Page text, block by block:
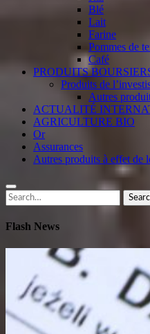
Blé
Lait
Farine
Pommes de
Café
PRODUITS
Produits de
Autres
ACTUALITÉ
AGRICULTURE BIO
Or
Assurances
Autres produits à effet de
Search
for:
Search
Flash News